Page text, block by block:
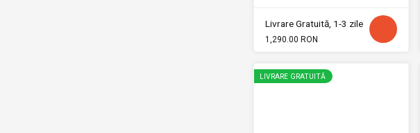
Livrare Gratuită, 1-3 zile
1,290.00 RON
LIVRARE GRATUITĂ